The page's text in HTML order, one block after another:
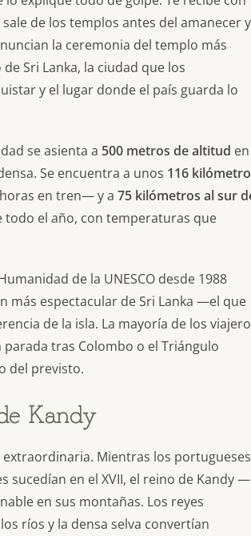
de los templos antes del amanecer y
la ceremonia del templo más
Sri Lanka, la ciudad que los
y el lugar donde el país guarda lo
se asienta a 500 metros de altitud en
Se encuentra a unos 116
en tren— y a 75 kilómetros al sur
todo el año, con temperaturas que
de la UNESCO desde 1988
más espectacular de Sri Lanka —el que
de la isla. La mayoría de los
tras Colombo o el Triángulo
del previsto.
Kandy
Mientras los portugueses
sucedían en el XVII, el reino de Kandy —
en sus montañas. Los reyes
ríos y la densa selva convertían